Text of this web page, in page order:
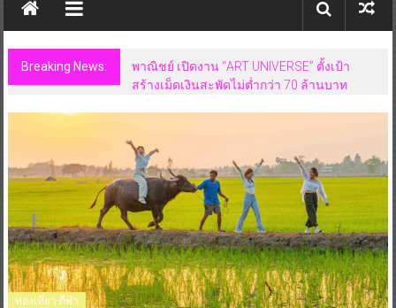
Breaking News:
พาณิชย์ เปิดงาน “ART UNIVERSE” ตั้งเป้า
สร้างเม็ดเงินสะพัดไม่ต่ำกว่า 70 ล้านบาท
ท่องเที่ยว-กีฬา